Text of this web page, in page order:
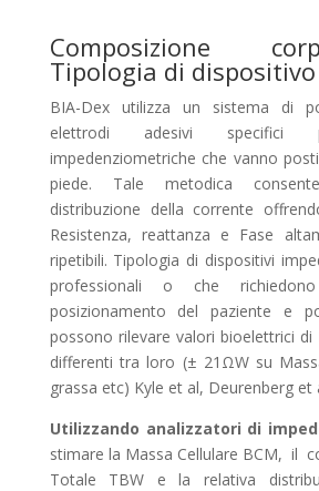
Composizione
Tipologia di
BIA-Dex utilizza un sistema di
elettrodi adesivi specifici
impedenziometriche che vanno
piede. Tale metodica
distribuzione della corrente
Resistenza, reattanza e Fase
ripetibili. Tipologia di dispositivi
professionali o che
posizionamento del paziente e
possono rilevare valori bioelettrici
differenti tra loro (± 21ΩW su
grassa etc) Kyle et al, Deurenberg et
Utilizzando analizzatori di
stimare la Massa Cellulare BCM, il
Totale TBW e la relativa